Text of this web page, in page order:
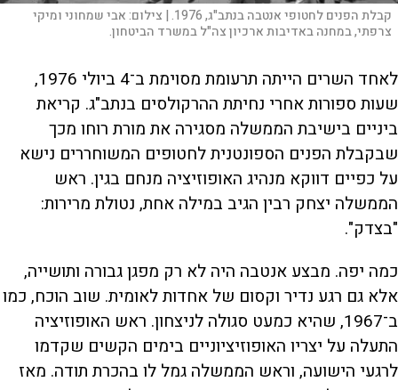
קבלת הפנים לחטופי אנטבה בנתב"ג, 1976. | צילום:אבי שמחוני ומיקי
צרפתי, במחנה באדיבות ארכיון צה"ל במשרד הביטחון.
לאחד השרים הייתה תרעומת מסוימת ב־4 ביולי 1976,
שעות ספורות אחרי נחיתת ההרקולסים בנתב"ג. קריאת
ביניים בישיבת הממשלה מסגירה את מורת רוחו מכך
שבקבלת הפנים הספונטנית לחטופים המשוחררים נישא
על כפיים דווקא מנהיג האופוזיציה מנחם בגין. ראש
הממשלה יצחק רבין הגיב במילה אחת, נטולת מרירות:
"בצדק".
כמה יפה. מבצע אנטבה היה לא רק מפגן גבורה ותושייה,
אלא גם רגע נדיר וקסום של אחדות לאומית. שוב הוכח, כמו
ב־1967, שהיא כמעט סגולה לניצחון. ראש האופוזיציה
התעלה על יצריו האופוזיציוניים בימים הקשים שקדמו
לרגעי הישועה, וראש הממשלה גמל לו בהכרת תודה. מאז